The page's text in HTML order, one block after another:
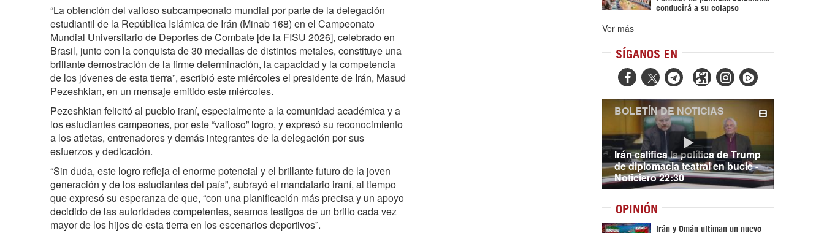
“La obtención del valioso subcampeonato mundial por parte de la delegación
estudiantil de la República Islámica de Irán (Minab 168) en el Campeonato
Mundial Universitario de Deportes de Combate [de la FISU 2026], celebrado en
Brasil, junto con la conquista de 30 medallas de distintos metales, constituye una
brillante demostración de la firme determinación, la capacidad y la competencia
de los jóvenes de esta tierra”, escribió este miércoles el presidente de Irán, Masud
Pezeshkian, en un mensaje emitido este miércoles.
Pezeshkian felicitó al pueblo iraní, especialmente a la comunidad académica y a
los estudiantes campeones, por este “valioso” logro, y expresó su reconocimiento
a los atletas, entrenadores y demás integrantes de la delegación por sus
esfuerzos y dedicación.
“Sin duda, este logro refleja el enorme potencial y el brillante futuro de la joven
generación y de los estudiantes del país”, subrayó el mandatario iraní, al tiempo
que expresó su esperanza de que, “con una planificación más precisa y un apoyo
decidido de las autoridades competentes, seamos testigos de un brillo cada vez
mayor de los hijos de esta tierra en los escenarios deportivos”.
conducirá a su colapso
Ver más
SÍGANOS EN
  
Irán califica la política de Trump
de diplomacia teatral en bucle -
Noticiero 22:30
BOLETÍN DE NOTICIAS
OPINIÓN
Irán y Omán ultiman un nuevo